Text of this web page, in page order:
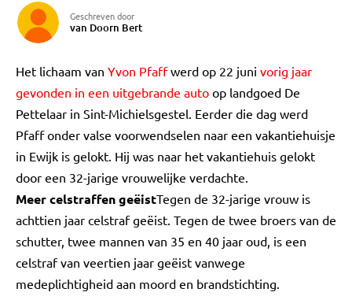
Geschreven door
van Doorn Bert
Het lichaam van Yvon Pfaffwerd op 22 juni vorig jaar
gevonden in een uitgebrande auto op landgoed De
Pettelaar in Sint-Michielsgestel. Eerder die dag werd
Pfaff onder valse voorwendselen naar een vakantiehuisje
in Ewijk is gelokt. Hij was naar het vakantiehuis gelokt
door een 32-jarige vrouwelijke verdachte.
Meer celstraffen geëistTegen de 32-jarige vrouw is
achttien jaar celstraf geëist. Tegen de twee broers van de
schutter, twee mannen van 35 en 40 jaar oud, is een
celstraf van veertien jaar geëist vanwege
medeplichtigheid aan moord en brandstichting.